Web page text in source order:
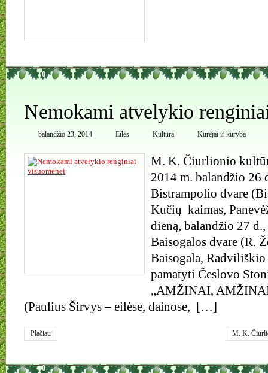
0
Nemokami atvelykio
balandžio 23, 2014 Eilės Kultūra Kūrėjai ir kūryba
M. K. Čiurlionio
2014 m. balandžio 26
Bistrampolio dvare
Kučių kaimas,
dieną, balandžio 27
Baisogalos dvare (R.
Baisogala,
pamatyti Česlovo
„AMŽINAI,
(Paulius Širvys – eilėse, dainose, […]
Plačiau
M. K.
0